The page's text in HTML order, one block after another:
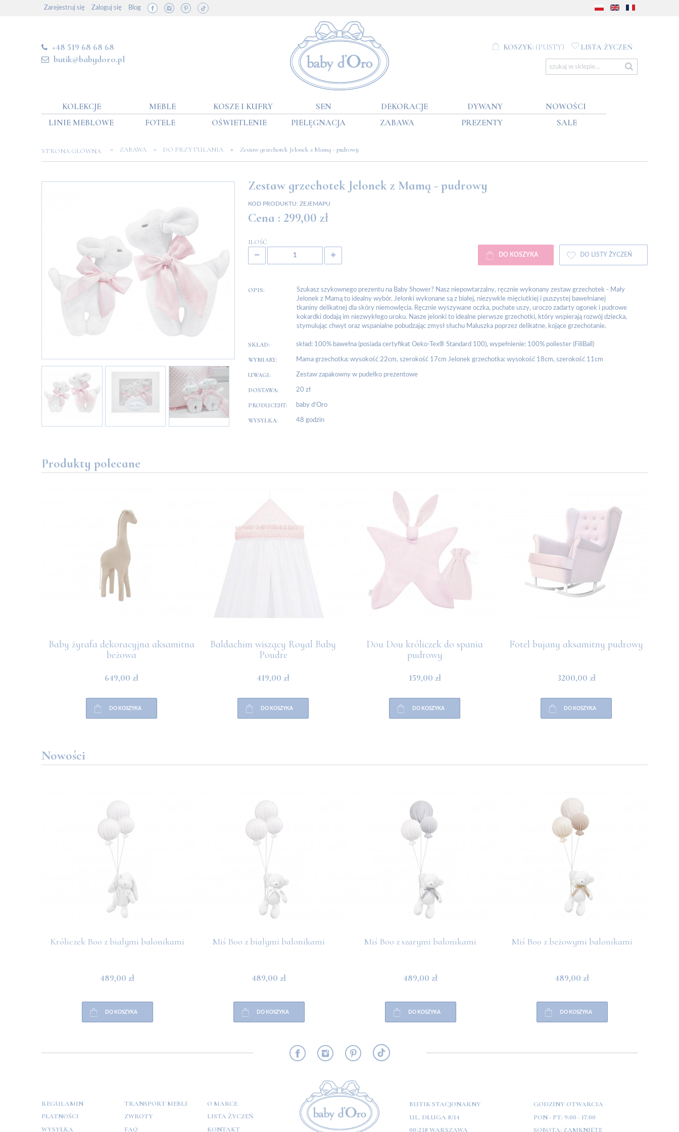
Zarejestruj się Zaloguj się Blog
+48 519 68 68 68
butik@babydoro.pl
KOSZYK: (PUSTY) LISTA ŻYCZEŃ
KOLEKCJE MEBLE KOSZE I KUFRY SEN DEKORACJE DYWANY
NOWOŚCI
LINIE MEBLOWE
FOTELE OŚWIETLENIE PIELĘGNACJA ZABAWA PREZENTY SALE
STRONA GŁÓWNA » ZABAWA » DO PRZYTULANIA » Zestaw grzechotek Jelonek z Mamą - pudrowy
Zestaw grzechotek Jelonek z Mamą - pudrowy
KOD PRODUKTU: ZEJEMAPU
Cena : 299,00 zł
ILOŚĆ
DO KOSZYKA DO LISTY ŻYCZEŃ
OPIS:
Szukasz szykownego prezentu na Baby Shower? Nasz niepowtarzalny, ręcznie wykonany zestaw grzechotek - Mały
Jelonek z Mamą to idealny wybór. Jelonki wykonane są z białej, niezywkle mięciutkiej i puszystej bawełnianej
tkaniny delikatnej dla skóry niemowlęcia. Ręcznie wyszywane oczka, puchate uszy, uroczo zadarty ogonek i pudrowe
kokardki dodają im niezwykłego uroku. Nasze jelonki to idealne pierwsze grzechotki, który wspierają rozwój dziecka,
stymulując chwyt oraz wspanialne pobudzając zmysł słuchu Maluszka poprzez delikatne, kojące grzechotanie.
SKŁAD: skład: 100% bawełna (posiada certyfikat Oeko-Tex® Standard 100), wypełnienie: 100% poliester (FillBall)
WYMIARY: Mama grzechotka: wysokość 22cm, szerokość 17cm Jelonek grzechotka: wysokość 18cm, szerokość 11cm
UWAGI: Zestaw zapakowny w pudełko prezentowe
DOSTAWA: 20 zł
PRODUCENT: baby d’Oro
WYSYŁKA: 48 godzin
Produkty polecane
Baby żyrafa dekoracyjna aksamitna
beżowa
649,00 zł
DO KOSZYKA
Baldachim wiszący Royal Baby
Poudre
419,00 zł
DO KOSZYKA
Dou Dou króliczek do spania
pudrowy
159,00 zł
DO KOSZYKA
Fotel bujany aksamitny pudrowy
3200,00 zł
DO KOSZYKA
Nowości
Króliczek Boo z białymi balonikami
489,00 zł
DO KOSZYKA
Miś Boo z białymi balonikami
489,00 zł
DO KOSZYKA
Miś Boo z szarymi balonikami
489,00 zł
DO KOSZYKA
Miś Boo z beżowymi balonikami
489,00 zł
DO KOSZYKA
REGULAMIN
PŁATNOŚCI
WYSYŁKA
TRANSPORT MEBLI
ZWROTY
FAQ
O MARCE
LISTA ŻYCZEŃ
KONTAKT
BUTIK STACJONARNY
UL. DŁUGA 8/14
00-238 WARSZAWA
GODZINY OTWARCIA
PON - PT: 9:00 - 17:00
SOBOTA: ZAMKNIĘTE